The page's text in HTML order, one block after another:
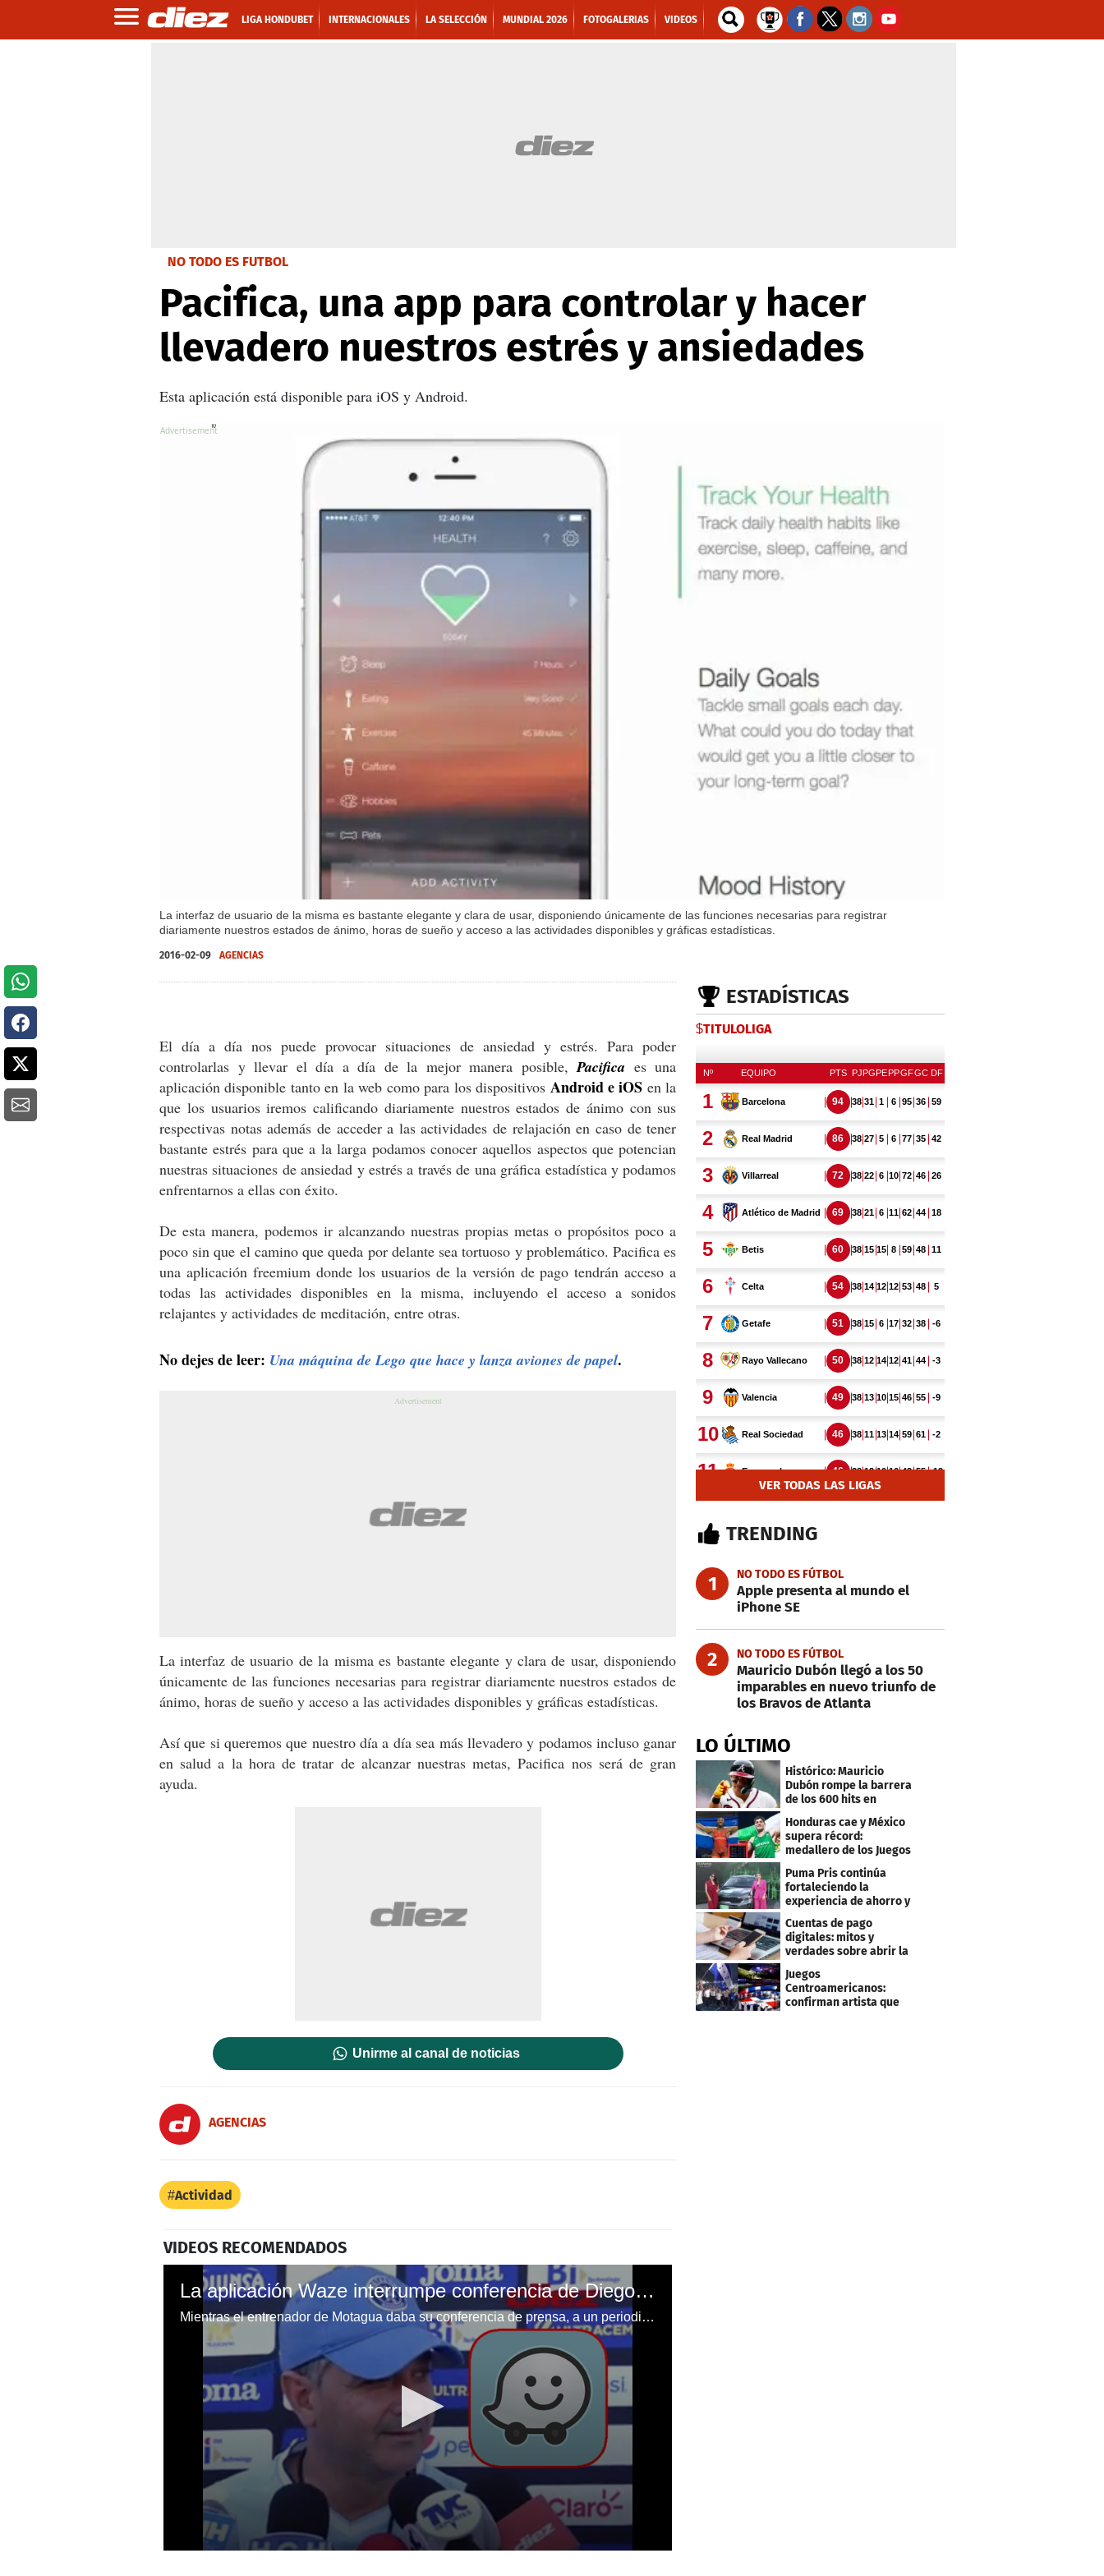
LIGA HONDUBET INTERNACIONALES LA SELECCIÓN MUNDIAL 2026 FOTOGALERIAS VIDEOS
NO TODO ES FUTBOL
Pacifica, una app para controlar y hacer
llevadero nuestros estrés y ansiedades
Esta aplicación está disponible para iOS y Android.
La interfaz de usuario de la misma es bastante elegante y clara de usar, disponiendo únicamente de las funciones necesarias para registrar
diariamente nuestros estados de ánimo, horas de sueño y acceso a las actividades disponibles y gráficas estadísticas.
X
2016-02-09 AGENCIAS
El día a día nos puede provocar situaciones de ansiedad y estrés. Para poder
controlarlas y llevar el día a día de la mejor manera posible,Pacifica es una
aplicación disponible tanto en la web como para los dispositivos Android e iOS en la
que los usuarios iremos calificando diariamente nuestros estados de ánimo con sus
respectivas notas además de acceder a las actividades de relajación en caso de tener
bastante estrés para que a la larga podamos conocer aquellos aspectos que potencian
nuestras situaciones de ansiedad y estrés a través de una gráfica estadística y podamos
enfrentarnos a ellas con éxito.
De esta manera, podemos ir alcanzando nuestras propias metas o propósitos poco a
poco sin que el camino que queda por delante sea tortuoso y problemático. Pacifica es
una aplicación freemium donde los usuarios de la versión de pago tendrán acceso a
todas las actividades disponibles en la misma, incluyendo el acceso a sonidos
relajantes y actividades de meditación, entre otras.
No dejes de leer: Una máquina de Lego que hace y lanza aviones de papel.
La interfaz de usuario de la misma es bastante elegante y clara de usar, disponiendo
únicamente de las funciones necesarias para registrar diariamente nuestros estados de
ánimo, horas de sueño y acceso a las actividades disponibles y gráficas estadísticas.
Así que si queremos que nuestro día a día sea más llevadero y podamos incluso ganar
en salud a la hora de tratar de alcanzar nuestras metas, Pacifica nos será de gran
ayuda.
Unirme al canal de noticias
AGENCIAS
Actividad
VIDEOS RECOMENDADOS
La aplicación Waze interrumpe conferencia de Diego Vázquez
Mientras el entrenador de Motagua daba su conferencia de prensa, a un periodista se le activó la aplicación social de tránsito Waze lo que generó risas de parte de Diego Vázquez y el resto de los colegas que estaban presentes entrevistando al DT argentino.
ESTADÍSTICAS
$TITULOLIGA
VER TODAS LAS LIGAS
TRENDING
1 NO TODO ES FÚTBOL
Apple presenta al mundo el
iPhone SE
2 NO TODO ES FÚTBOL
Mauricio Dubón llegó a los 50
imparables en nuevo triunfo de
los Bravos de Atlanta
LO ÚLTIMO
Histórico: Mauricio
Dubón rompe la barrera
de los 600 hits en
Honduras cae y México
supera récord:
medallero de los Juegos
Centroamericanos
Puma Pris continúa
fortaleciendo la
experiencia de ahorro y
beneficios para sus
clientes
Cuentas de pago
digitales: mitos y
verdades sobre abrir la
Juegos
Centroamericanos:
confirman artista que